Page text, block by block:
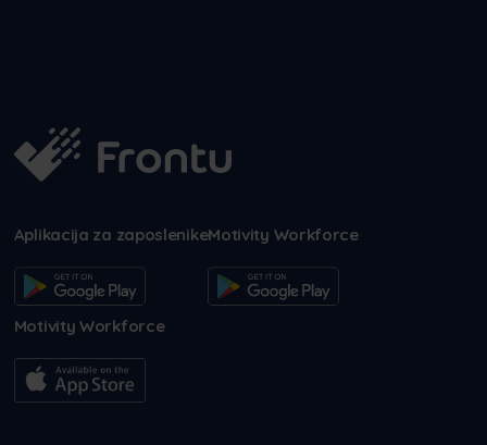
Aplikacija za zaposlenikeMotivity Workforce
Motivity Workforce